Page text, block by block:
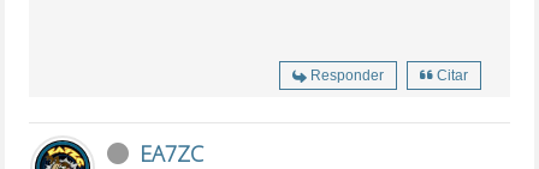
Responder Citar
EA7ZC